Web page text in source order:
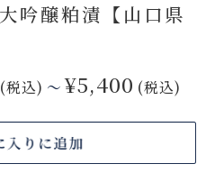
吟醸粕漬【山口県
(税込) ～ ¥5,400 (税込)